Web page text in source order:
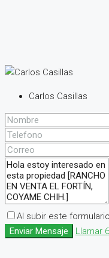
Carlos Casillas
Al subir este
Enviar Mensaje
Llamar